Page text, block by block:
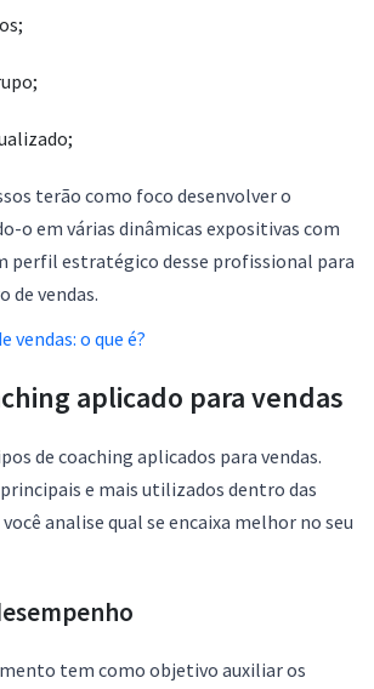
terão como foco desenvolver o
o em várias dinâmicas expositivas com
perfil estratégico desse profissional para
de vendas.
vendas: o que é?
aplicado para vendas
de coaching aplicados para vendas.
e mais utilizados dentro das
analise qual se encaixa melhor no seu
tem como objetivo auxiliar os